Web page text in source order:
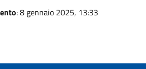
: 8 gennaio 2025, 13:33